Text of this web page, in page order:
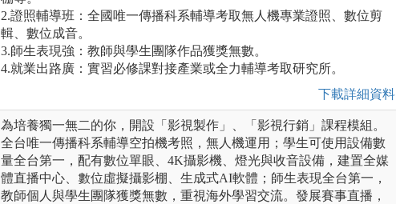
2.證照輔導班：全國唯一傳播科系輔導考取無人機專業證照、數位剪
輯、數位成音。
3.師生表現強：教師與學生團隊作品獲獎無數。
4.就業出路廣：實習必修課對接產業或全力輔導考取研究所。
下載詳細資料
為培養獨一無二的你，開設「影視製作」、「影視行銷」課程模組。
全台唯一傳播科系輔導空拍機考照，無人機運用；學生可使用設備數
量全台第一，配有數位單眼、4K攝影機、燈光與收音設備，建置全媒
體直播中心、數位虛擬攝影棚、生成式AI軟體；師生表現全台第一，
教師個人與學生團隊獲獎無數，重視海外學習交流。發展賽事直播，